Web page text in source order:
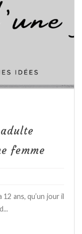
femme
ans, qu’un jour il